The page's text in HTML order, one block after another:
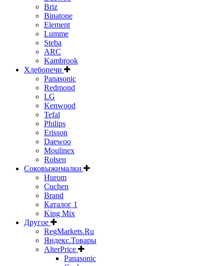
Briz
Binatone
Element
Lumme
Steba
ARC
Kambrook
Хлебопечи
Panasonic
Redmond
LG
Kenwood
Tefal
Philips
Erisson
Daewoo
Moulinex
Rolsen
Соковыжималки
Hurom
Cuchen
Brand
Каталог 1
King Mix
Другое
RegMarkets.Ru
Яндекс.Товары
AlterPrice
Panasonic